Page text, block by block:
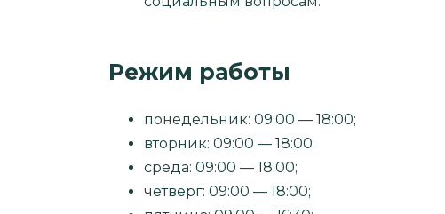
Режим работы
понедельник: 09:00 — 18:00;
вторник: 09:00 — 18:00;
среда: 09:00 — 18:00;
четверг: 09:00 — 18:00;